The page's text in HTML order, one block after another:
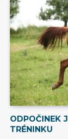
ODPOČINEK
TRÉNINKU